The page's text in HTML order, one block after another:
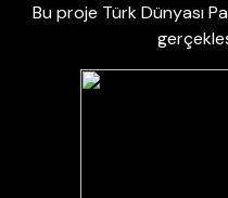
Bu proje Türk Dünyası